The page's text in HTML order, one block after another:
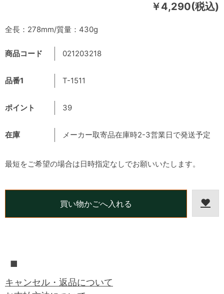
￥4,290(税込)
商品コード 021203218
品番1 T-1511
ポイント 39
在庫 メーカー取寄品在庫時2-3営業日で発送予定
■
キャンセル・返品について
全長：278mm/質量：430g
最短をご希望の場合は日時指定なしでお願いいたします。